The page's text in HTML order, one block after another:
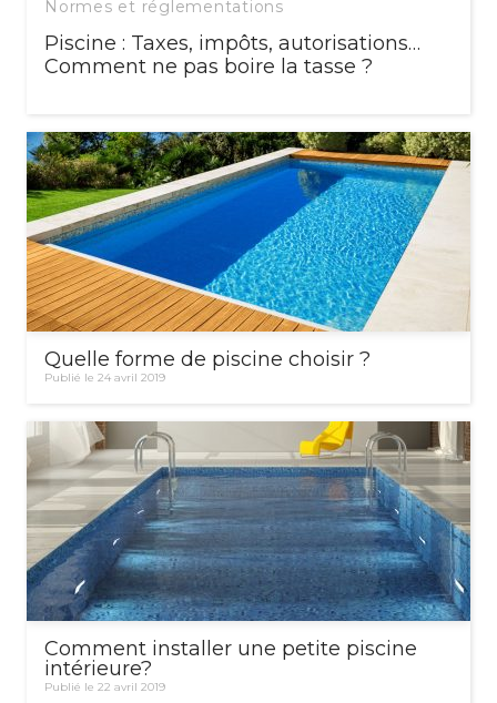
Normes et réglementations
Piscine : Taxes, impôts, autorisations…
Comment ne pas boire la tasse ?
Quelle forme de piscine choisir ?
Publié le 24 avril 2019
Comment installer une petite piscine
intérieure?
Publié le 22 avril 2019